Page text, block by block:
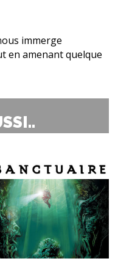
immerge
en amenant quelque